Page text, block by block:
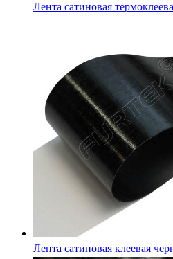
Лента сатиновая клеевая
Лента сатиновая клеевая